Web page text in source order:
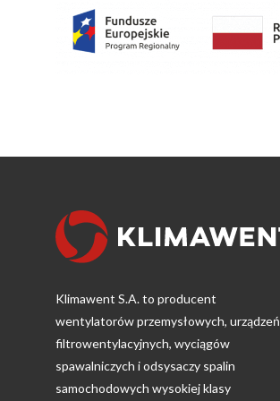
Klimawent S.A. to producent
wentylatorów przemysłowych, urządzeń
filtrowentylacyjnych, wyciągów
spawalniczych i odsysaczy spalin
samochodowych wysokiej klasy